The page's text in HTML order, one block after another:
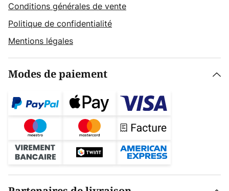
Conditions générales de vente
Politique de confidentialité
Mentions légales
Modes de paiement